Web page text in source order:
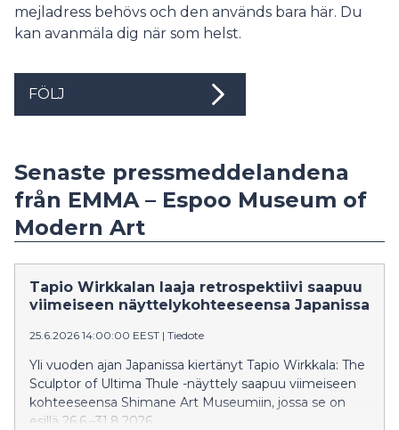
mejladress behövs och den används bara här. Du
kan avanmäla dig när som helst.
FÖLJ
Senaste pressmeddelandena
från EMMA – Espoo Museum of
Modern Art
Tapio Wirkkalan laaja retrospektiivi saapuu
viimeiseen näyttelykohteeseensa Japanissa
25.6.2026 14:00:00 EEST | Tiedote
Yli vuoden ajan Japanissa kiertänyt Tapio Wirkkala: The
Sculptor of Ultima Thule -näyttely saapuu viimeiseen
kohteeseensa Shimane Art Museumiin, jossa se on
esillä 26.6.–31.8.2026.